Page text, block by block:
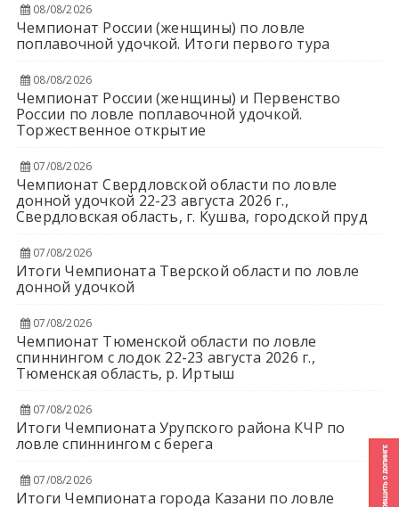
08/08/2026
Чемпионат России (женщины) по ловле
поплавочной удочкой. Итоги первого тура
08/08/2026
Чемпионат России (женщины) и Первенство
России по ловле поплавочной удочкой.
Торжественное открытие
07/08/2026
Чемпионат Свердловской области по ловле
донной удочкой 22-23 августа 2026 г.,
Свердловская область, г. Кушва, городской пруд
07/08/2026
Итоги Чемпионата Тверской области по ловле
донной удочкой
07/08/2026
Чемпионат Тюменской области по ловле
спиннингом с лодок 22-23 августа 2026 г.,
Тюменская область, р. Иртыш
07/08/2026
Итоги Чемпионата Урупского района КЧР по
ловле спиннингом с берега
07/08/2026
Итоги Чемпионата города Казани по ловле